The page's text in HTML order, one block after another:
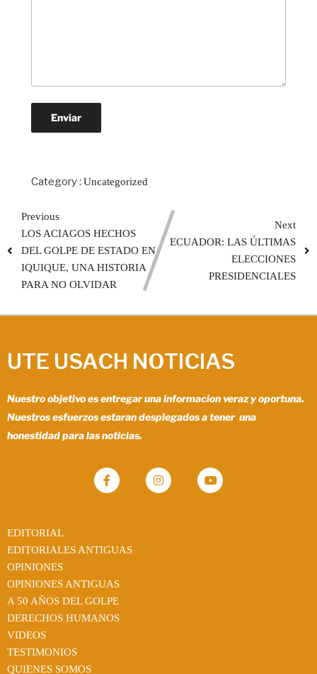
Category : Uncategorized
Previous
LOS ACIAGOS HECHOS
DEL GOLPE DE ESTADO EN
IQUIQUE, UNA HISTORIA
PARA NO OLVIDAR
Next
ECUADOR: LAS ÚLTIMAS
ELECCIONES
PRESIDENCIALES
UTE USACH NOTICIAS
Nuestro objetivo es entregar una informacion veraz y oportuna.
Nuestros esfuerzos estaran desplegados a tener una
honestidad para las noticias.
EDITORIAL
EDITORIALES ANTIGUAS
OPINIONES
OPINIONES ANTIGUAS
A 50 AÑOS DEL GOLPE
DERECHOS HUMANOS
VIDEOS
TESTIMONIOS
QUIENES SOMOS